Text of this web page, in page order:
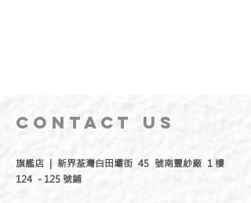
CONTACT US
旗艦店 | 新界荃灣白田壩街 45 號南豐紗廠 1 樓
124 - 125 號鋪